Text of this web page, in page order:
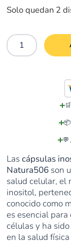
Solo quedan 2
💬
Lascápsulas
Natura506 son
salud celular, el
inositol,
conocido como
es esencial
células y ha
en la salud